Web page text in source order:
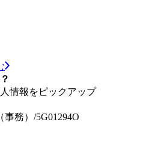
情報をピックアップ
事務）/5G01294O